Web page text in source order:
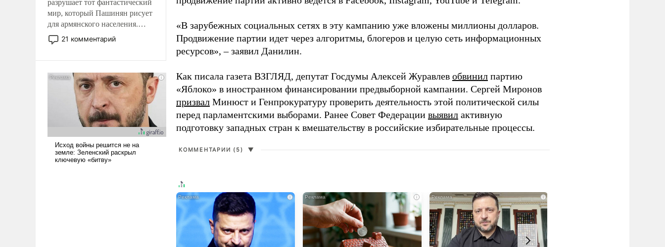
разрушает тот фантастический
мир, который Пашинян рисует
для армянского населения.
Мир, где политические
прожекты будут безусловно
налогоплательщиков и где
Еревану за свои поступки не
нужно отвечать.
21 комментарий
«В зарубежных социальных сетях в эту кампанию уже вложены миллионы долларов.
Продвижение партии идет через алгоритмы, блогеров и целую сеть информационных
ресурсов», – заявил Данилин.
Как писала газета ВЗГЛЯД, депутат Госдумы Алексей Журавлев обвинил партию
«Яблоко» в иностранном финансировании предвыборной кампании. Сергей Миронов
призвал Минюст и Генпрокуратуру проверить деятельность этой политической силы
перед парламентскими выборами. Ранее Совет Федерации выявил активную
подготовку западных стран к вмешательству в российские избирательные процессы.
КОММЕНТАРИИ (5) ▼
i i i